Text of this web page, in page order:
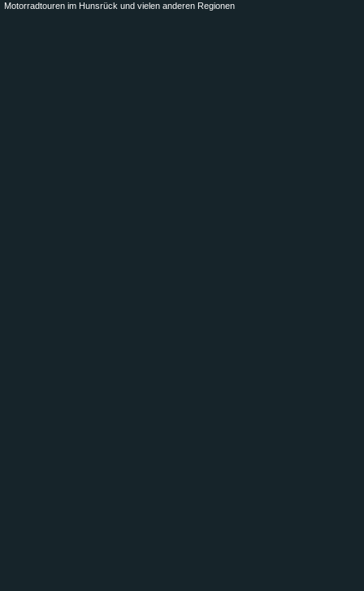
Motorradtouren im Hunsrück und vielen anderen Regionen